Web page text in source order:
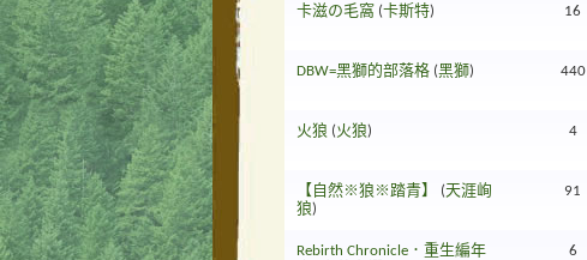
卡滋の毛窩 (卡斯特) 16
DBW=黑獅的部落格 (黑獅) 440
火狼 (火狼) 4
【自然※狼※踏青】 (天涯峋
狼)
91
Rebirth Chronicle．重生編年
6